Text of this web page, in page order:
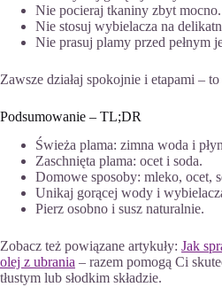
Nie pocieraj tkaniny zbyt mocno.
Nie stosuj wybielacza na
Nie prasuj plamy przed pełnym
Zawsze działaj spokojnie i etapami –
Podsumowanie – TL;DR
Świeża plama: zimna woda i
Zaschnięta plama: ocet i soda.
Domowe sposoby: mleko, ocet,
Unikaj gorącej wody i
Pierz osobno i susz naturalnie.
Zobacz też powiązane artykuły: Jak
olej z ubrania – razem pomogą Ci
tłustym lub słodkim składzie.